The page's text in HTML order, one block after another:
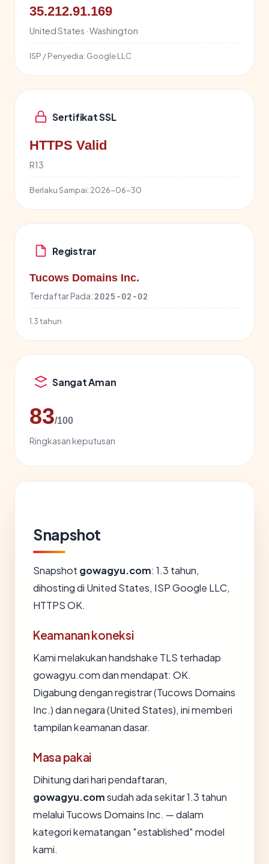
35.212.91.169
United States · Washington
ISP / Penyedia: Google LLC
Sertifikat SSL
HTTPS Valid
R13
Berlaku Sampai: 2026-06-30
Registrar
Tucows Domains Inc.
Terdaftar Pada: 2025-02-02
1.3 tahun
Sangat Aman
83/100
Ringkasan keputusan
Snapshot
Snapshot gowagyu.com: 1.3 tahun,
dihosting di United States, ISP Google LLC,
HTTPS OK.
Keamanan koneksi
Kami melakukan handshake TLS terhadap
gowagyu.com dan mendapat: OK.
Digabung dengan registrar (Tucows Domains
Inc.) dan negara (United States), ini memberi
tampilan keamanan dasar.
Masa pakai
Dihitung dari hari pendaftaran,
gowagyu.comsudah ada sekitar 1.3 tahun
melalui Tucows Domains Inc. — dalam
kategori kematangan "established" model
kami.